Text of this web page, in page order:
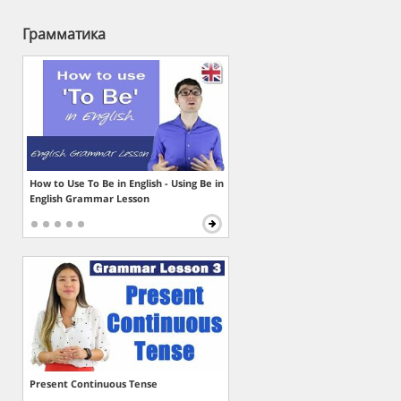
Грамматика
How to Use To Be in English - Using Be in
English Grammar Lesson
Present Continuous Tense